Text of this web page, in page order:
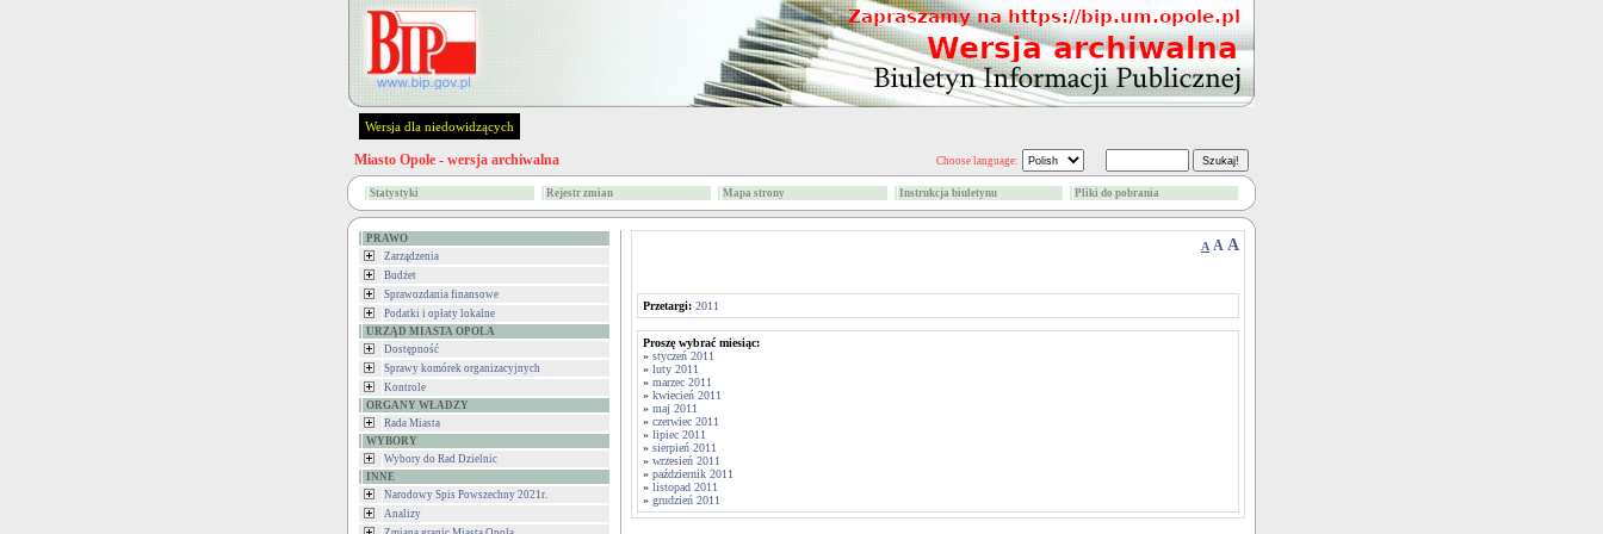
Wersja dla niedowidzących
Miasto Opole - wersja archiwalna Choose language:
Statystyki Rejestr zmian Mapa strony Instrukcja biuletynu Pliki do pobrania
PRAWO
Zarządzenia
Budżet
Sprawozdania finansowe
Podatki i opłaty lokalne
URZĄD MIASTA OPOLA
Dostępność
Sprawy komórek organizacyjnych
Kontrole
ORGANY WŁADZY
Rada Miasta
WYBORY
Wybory do Rad Dzielnic
INNE
Narodowy Spis Powszechny 2021r.
Analizy
A A A
Przetargi: 2011
Proszę wybrać miesiąc:
» styczeń 2011
» luty 2011
» marzec 2011
» kwiecień 2011
» maj 2011
» czerwiec 2011
» lipiec 2011
» sierpień 2011
» wrzesień 2011
» październik 2011
» listopad 2011
» grudzień 2011